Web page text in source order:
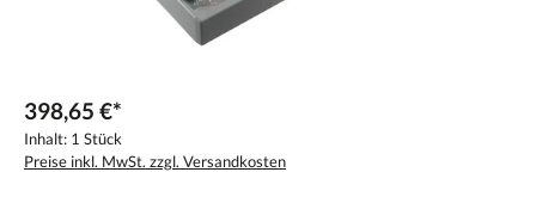
398,65 €*
Inhalt: 1 Stück
Preise inkl. MwSt. zzgl. Versandkosten